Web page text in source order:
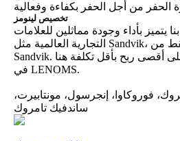
تخصيص لينومز
بأداء وجودة مماثلين للعلامات
التجارية العالمية مثل Sandvik، ولكن التكلفة تبلغ 1/3 فقط من
Sandvik. لذلك، يمكنك الحصول على أقصى ربح بأقل تكلفة هنا
في LENOMS.
فوروكاوا، إنجرسول، مونتابيرت،
ساندفيك تامروك